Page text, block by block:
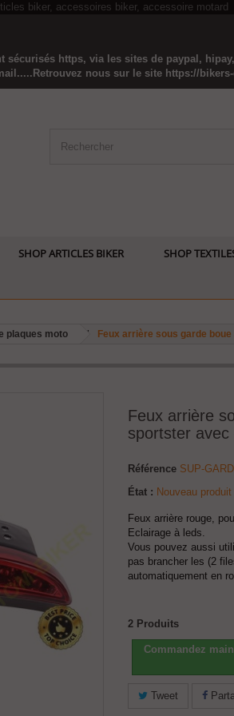
sécurisés https, via les sites de paypal,
nous sur le site https://
SHOP ARTICLES BIKER SHOP
plaques moto Feux arrière sous garde
Feux arrière
sportster avec
Référence SUP-
État : Nouveau produit
Feux arrière rouge,
Eclairage à leds.
Vous pouvez aussi
pas brancher les (2
automatiquement en
2 Produits
Commandez
Tweet